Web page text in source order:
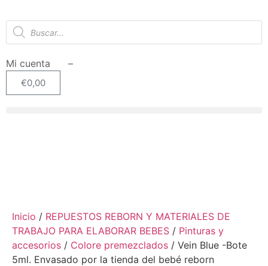
Mi cuenta –
€0,00
Inicio / REPUESTOS REBORN Y MATERIALES DE
TRABAJO PARA ELABORAR BEBES / Pinturas y
accesorios / Colore premezclados / Vein Blue -Bote
5ml. Envasado por la tienda del bebé reborn